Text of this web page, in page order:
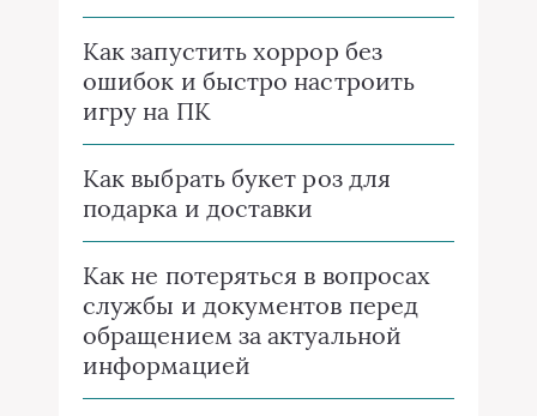
Как запустить хоррор без
ошибок и быстро настроить
игру на ПК
Как выбрать букет роз для
подарка и доставки
Как не потеряться в вопросах
службы и документов перед
обращением за актуальной
информацией